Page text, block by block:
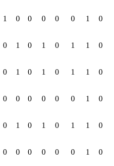
1 0 0 0 0 0 1 0
0 1 0 1 0 1 1 0
0 1 0 1 0 1 1 0
0 0 0 0 0 0 1 0
0 1 0 1 0 1 1 0
0 0 0 0 0 0 1 0